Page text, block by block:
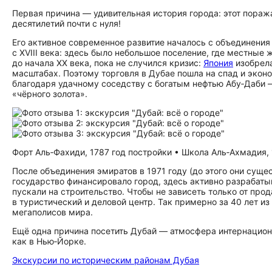
Первая причина — удивительная история города: этот
десятилетий почти с нуля!
Его активное современное развитие началось с
с XVIII века: здесь было небольшое поселение, где
до начала XX века, пока не случился кризис: Япония
масштабах. Поэтому торговля в Дубае пошла на спад и
благодаря удачному соседству с богатым нефтью
«чёрного золота».
Форт Аль‑Фахиди, 1787 год постройки • Школа
После объединения эмиратов в 1971 году (до этого они
государство финансировало город, здесь активно
пускали на строительство. Чтобы не зависеть только от
в туристический и деловой центр. Так примерно за 40 лет
мегаполисов мира.
Ещё одна причина посетить Дубай — атмосфера
как в Нью‑Йорке.
Экскурсии по историческим районам Дубая